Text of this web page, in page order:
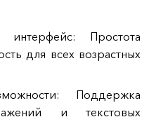
интерфейс: Простота
для всех возрастных
Поддержка
и текстовых